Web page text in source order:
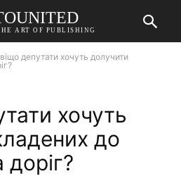
ART OF PUBLISHING
депутати хочуть долучити
хочуть
до
доріг?